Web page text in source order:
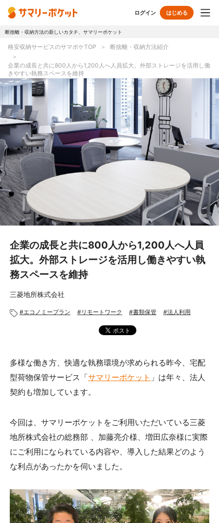
ログイン はじめる
使い方
プランとボックス
オプションサービス
おしゃれ着保管 クリーニング
無酸素保管 布団クリーニング
ラグ・マットクリーニング
シューズリペア リユース・リサイクル
あんしんサポート
料金
プラン診断
よくある質問
企業様へ
法人利用をご検討の方へ
断捨離・収納方法の新しいカタチ、サマリーポケット
格安収納サービスのサマポケTOP 断捨離・収納方法紹介
企業の成長と共に800人から1,200人へ人員拡大。外部ストレージを活用し働
きやすい執務スペースを維持
企業の成長と共に800人から1,200人へ人員
拡大。外部ストレージを活用し働きやすい執
務スペースを維持
三菱地所株式会社
エコノミープラン リモートワーク 書類保管 法人利用
多様な働き方、快適な執務環境が求められる昨今、宅配
型荷物保管サービス「サマリーポケット 」は年々、法人
契約も増加しています。
今回は、サマリーポケットをご利用いただいている三菱
地所株式会社の総務部 、加藤亮介様、増田広奈様に実際
にご利用になられている内容や、導入した結果どのよう
な利点があったかを伺いました。